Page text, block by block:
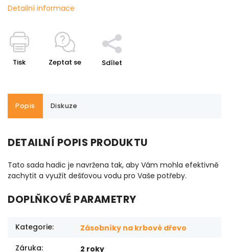
Detailní informace
Tisk Zeptat se Sdílet
Popis Diskuze
DETAILNÍ POPIS PRODUKTU
Tato sada hadic je navržena tak, aby Vám mohla efektivně
zachytit a využít dešťovou vodu pro Vaše potřeby.
DOPLŇKOVÉ PARAMETRY
Kategorie:
Zásobníky na krbové dřevo
Záruka:
2 roky